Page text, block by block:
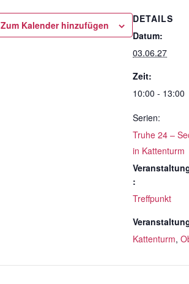
Zum Kalender hinzufügen
DETAILS
Datum:
03.06.27
Zeit:
10:00 - 13:00
Serien:
Truhe 24 –
in Kattenturm
:
Treffpunkt
Kattenturm,